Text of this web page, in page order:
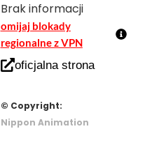
Brak informacji
omijaj blokady
regionalne z VPN
oficjalna strona
© Copyright:
Nippon Animation